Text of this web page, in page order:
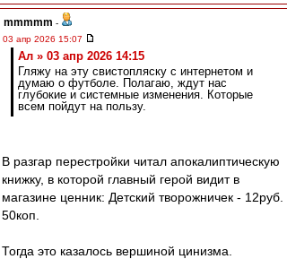
mmmmm -
03 апр 2026 15:07
Ал » 03 апр 2026 14:15
Гляжу на эту свистопляску с интернетом и
думаю о футболе. Полагаю, ждут нас
глубокие и системные изменения. Которые
всем пойдут на пользу.
В разгар перестройки читал апокалиптическую
книжку, в которой главный герой видит в
магазине ценник: Детский творожничек - 12руб.
50коп.
Тогда это казалось вершиной цинизма.